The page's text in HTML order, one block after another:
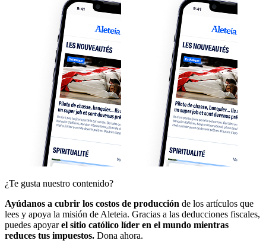
¿Te gusta nuestro contenido?
Ayúdanos a cubrir los costos de producción de los artículos que
lees y apoya la misión de Aleteia. Gracias a las deducciones fiscales,
puedes apoyarel sitio católico líder en el mundo mientras
reduces tus impuestos. Dona ahora.